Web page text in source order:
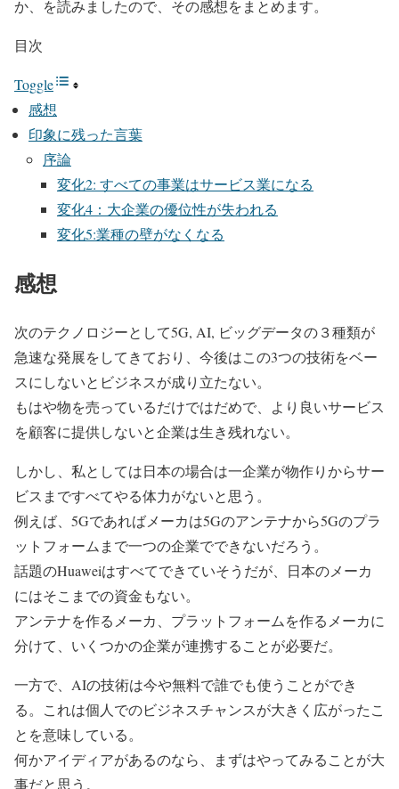
か、を読みましたので、その感想をまとめます。
目次
Toggle
感想
印象に残った言葉
序論
変化2: すべての事業はサービス業になる
変化4：大企業の優位性が失われる
変化5:業種の壁がなくなる
感想
次のテクノロジーとして5G, AI, ビッグデータの３種類が
急速な発展をしてきており、今後はこの3つの技術をベー
スにしないとビジネスが成り立たない。
もはや物を売っているだけではだめで、より良いサービス
を顧客に提供しないと企業は生き残れない。
しかし、私としては日本の場合は一企業が物作りからサー
ビスまですべてやる体力がないと思う。
例えば、5Gであればメーカは5Gのアンテナから5Gのプラ
ットフォームまで一つの企業でできないだろう。
話題のHuaweiはすべてできていそうだが、日本のメーカ
にはそこまでの資金もない。
アンテナを作るメーカ、プラットフォームを作るメーカに
分けて、いくつかの企業が連携することが必要だ。
一方で、AIの技術は今や無料で誰でも使うことができ
る。これは個人でのビジネスチャンスが大きく広がったこ
とを意味している。
何かアイディアがあるのなら、まずはやってみることが大
事だと思う。